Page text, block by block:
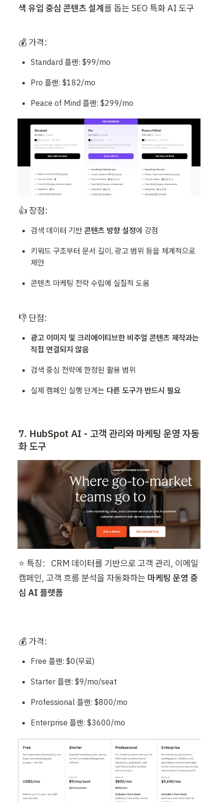
색 유입 중심 콘텐츠 설계를 돕는 SEO 특화 AI 도구
💰 가격:
Standard 플랜: $99/mo
Pro 플랜: $182/mo
Peace of Mind 플랜: $299/mo
👍 장점:
검색 데이터 기반 콘텐츠 방향 설정에 강점
키워드 구조부터 문서 길이, 광고 범위 등을 체계적으로
제안
콘텐츠 마케팅 전략 수립에 실질적 도움
👎 단점:
광고 이미지 및 크리에이티브한 비주얼 콘텐츠 제작과는
직접 연결되지 않음
검색 중심 전략에 한정된 활용 범위
실제 캠페인 실행 단계는 다른 도구가 반드시 필요
7. HubSpot AI - 고객 관리와 마케팅 운영 자동
화 도구
⭐ 특징:   CRM 데이터를 기반으로 고객 관리, 이메일
캠페인, 고객 흐름 분석을 자동화하는 마케팅 운영 중
심 AI 플랫폼
💰 가격:
Free 플랜: $0(무료)
Starter 플랜: $9/mo/seat
Professional 플랜: $800/mo
Enterprise 플랜: $3600/mo